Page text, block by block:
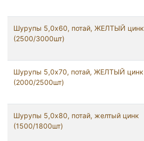
Шурупы 5,0x60, потай, ЖЕЛТЫЙ цинк
(2500/3000шт)
Шурупы 5,0x70, потай, ЖЕЛТЫЙ цинк
(2000/2500шт)
Шурупы 5,0x80, потай, желтый цинк
(1500/1800шт)